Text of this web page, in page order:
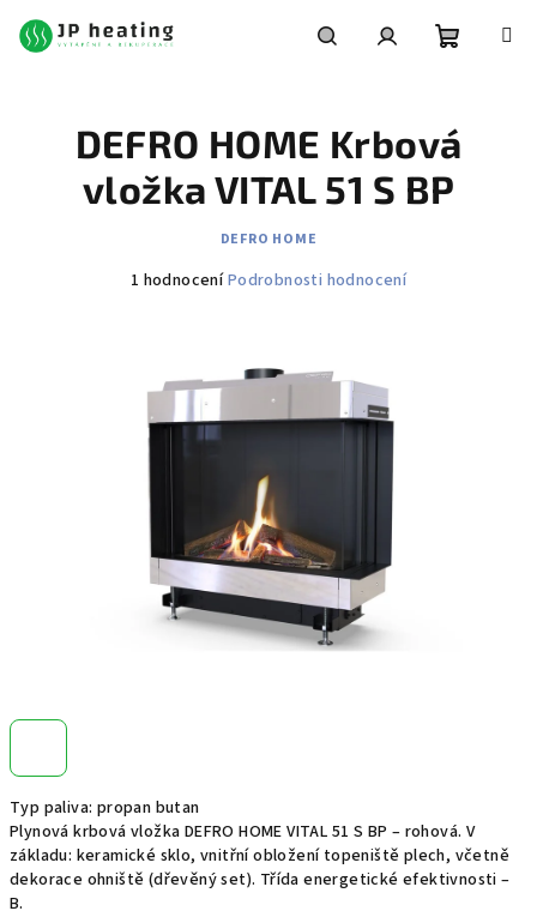
obsah
košík
Typ paliva: propan butan
Plynová krbová vložka DEFRO HOME VITAL 51 S BP – rohová. V
základu: keramické sklo, vnitřní obložení topeniště plech, včetně
dekorace ohniště (dřevěný set). Třída energetické efektivnosti –
B.
DEFRO HOME Krbová
vložka VITAL 51 S BP
DEFRO HOME
Průměrné
hvězdiček.
1 hodnoceníPodrobnosti hodnocení